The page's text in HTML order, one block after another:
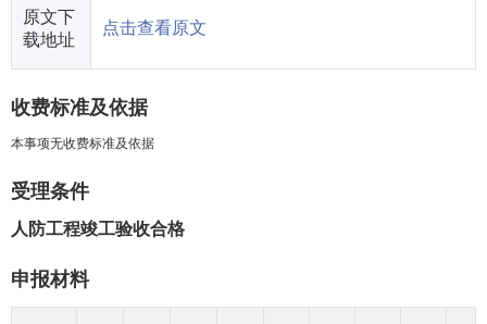
原文下
载地址
点击查看原文
收费标准及依据
本事项无收费标准及依据
受理条件
人防工程竣工验收合格
申报材料